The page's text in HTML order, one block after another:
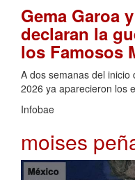
Gema Garoa
declaran la
los Famosos
A dos semanas del
2026 ya aparecieron los
Infobae
moises